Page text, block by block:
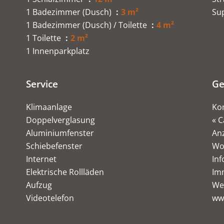
1 Badezimmer (Dusch)
3 m²
1 Badezimmer (Dusch) / Toilette
4 m²
1 Toilette
2 m²
1 Innenparkplatz
Service
Klimaanlage
Doppelverglasung
Aluminiumfenster
Schiebefenster
Internet
Elektrische Rollläden
Aufzug
Videotelefon
«